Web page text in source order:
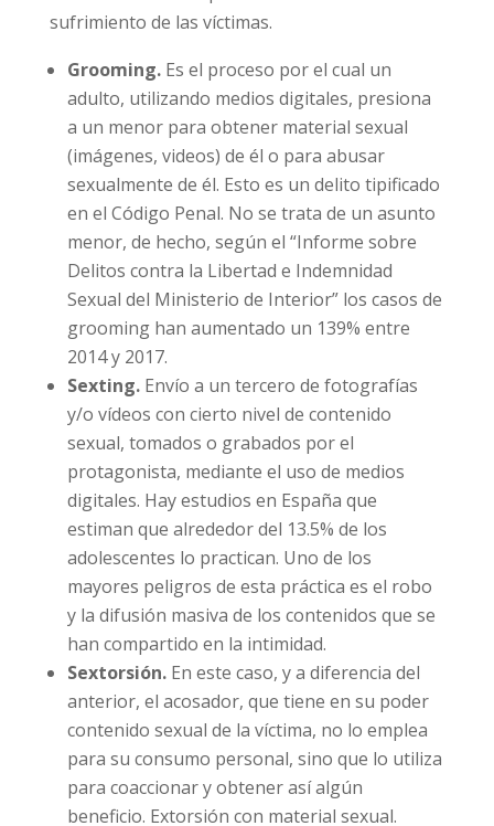
del agresor y la gran velocidad de
culpables e incrementa el sufrimiento de las
víctimas.
Grooming.Es el proceso por el cual un
adulto, utilizando medios digitales, presiona
a un menor para obtener material sexual
(imágenes, videos) de él o para abusar
sexualmente de él . Esto es un delito
tipificado en el Código Penal. No se trata de
un asunto menor, de hecho, según el
“Informe sobre Delitos contra la Libertad e
Indemnidad Sexual del Ministerio de
Interior” los casos de grooming han
aumentado un 139% entre 2014 y 2017.
Sexting.Envío a un tercero de fotografías
y/o vídeos con cierto nivel de contenido
sexual, tomados o grabados por el
protagonista, mediante el uso de medios
digitales. Hay estudios en España que
estiman que alrededor del 13.5%de los
adolescentes lo practican. Uno de los
mayores peligros de esta práctica es el
robo y la difusión masiva de los contenidos
que se han compartido en la intimidad.
Sextorsión.En este caso, y a diferencia del
anterior, el acosador, que tiene en su poder
contenido sexual de la víctima, no lo emplea